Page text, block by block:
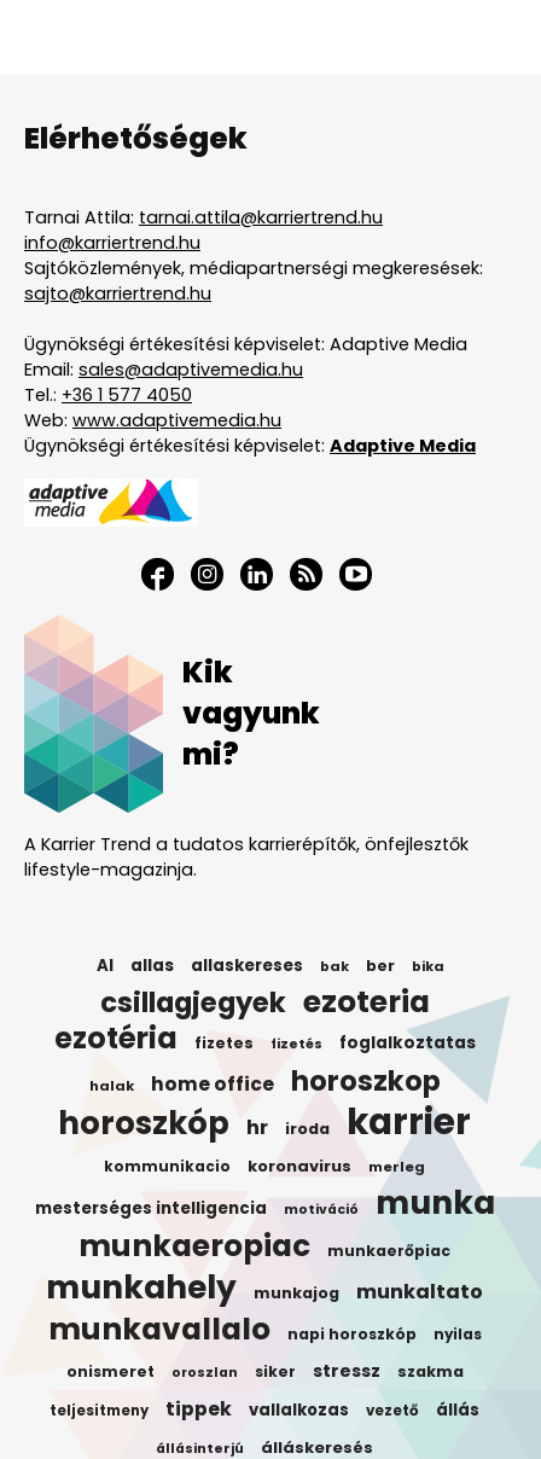
Elérhetőségek
Tarnai Attila: tarnai.attila@karriertrend.hu
info@karriertrend.hu
Sajtóközlemények, médiapartnerségi megkeresések:
sajto@karriertrend.hu
Ügynökségi értékesítési képviselet: Adaptive Media
Email: sales@adaptivemedia.hu
Tel.: +36 1 577 4050
Web: www.adaptivemedia.hu
Ügynökségi értékesítési képviselet: Adaptive Media
Kik
vagyunk
mi?
A Karrier Trend a tudatos karrierépítők, önfejlesztők
lifestyle-magazinja.
AI allas allaskereses bak ber bika
csillagjegyek ezoteria
ezotéria fizetes fizetés foglalkoztatas
halak home office horoszkop
horoszkóp hr iroda karrier
kommunikacio koronavirus merleg
mesterséges intelligencia motiváció munka
munkaeropiac munkaerőpiac
munkahely munkajog munkaltato
munkavallalo napi horoszkóp nyilas
onismeret oroszlan siker stressz szakma
teljesitmeny tippek vallalkozas vezető állás
állásinterjú álláskeresés